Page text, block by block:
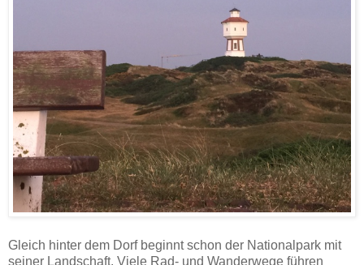
Gleich hinter dem Dorf beginnt schon der Nationalpark mit
seiner Landschaft. Viele Rad- und Wanderwege führen